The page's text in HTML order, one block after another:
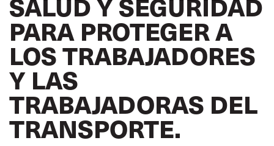
PARA PROTEGER A
LOS TRABAJADORES
Y LAS
TRABAJADORAS DEL
TRANSPORTE.